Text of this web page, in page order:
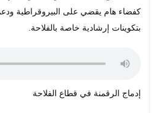
كفضاء هام يقضي على البيروقراطية
بتكوينات إرشادية خاصة بالفلاحة.
إدماج الرقمنة في قطاع الفلاحة